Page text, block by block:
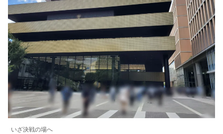
いざ決戦の場へ